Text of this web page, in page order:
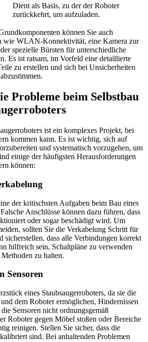
Dient als Basis, zu der der Roboter
zurückkehrt, um aufzuladen.
können Sie auch
wie WLAN-Konnektivität, eine Kamera zur
spezielle Bürsten für unterschiedliche
Es ist ratsam, im Vorfeld eine detaillierte
zu erstellen und sich bei Unsicherheiten
Probleme beim Selbstbau
ist ein komplexes Projekt, bei
kommen kann. Es ist wichtig, sich auf
und systematisch vorzugehen, um
einige der häufigsten Herausforderungen
können:
der kritischsten Aufgaben beim Bau eines
Anschlüsse können dazu führen, dass
oder sogar beschädigt wird. Um
sollten Sie die Verkabelung Schritt für
sicherstellen, dass alle Verbindungen korrekt
hilfreich sein, Schaltpläne zu verwenden
zu halten.
Sensoren
eines Staubsaugerroboters, da sie die
dem Roboter ermöglichen, Hindernissen
Sensoren nicht ordnungsgemäß
Roboter gegen Möbel stoßen oder Bereiche
reinigen. Stellen Sie sicher, dass die
sind. Bei anhaltenden Problemen